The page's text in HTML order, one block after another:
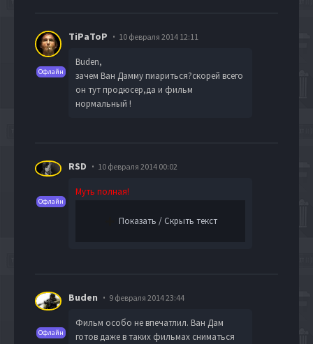
Офлайн
TiPaToP 10 февраля 2014 12:11
Buden,
зачем Ван Дамму пиариться?скорей всего
он тут продюсер,да и фильм
нормальный !
Офлайн
RSD 10 февраля 2014 00:02
Муть полная!
Показать / Скрыть текст
Офлайн
Buden 9 февраля 2014 23:44
Фильм особо не впечатлил. Ван Дам
готов даже в таких фильмах сниматься